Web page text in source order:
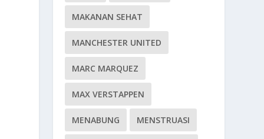
MAKANAN SEHAT
MANCHESTER UNITED
MARC MARQUEZ
MAX VERSTAPPEN
MENABUNG MENSTRUASI